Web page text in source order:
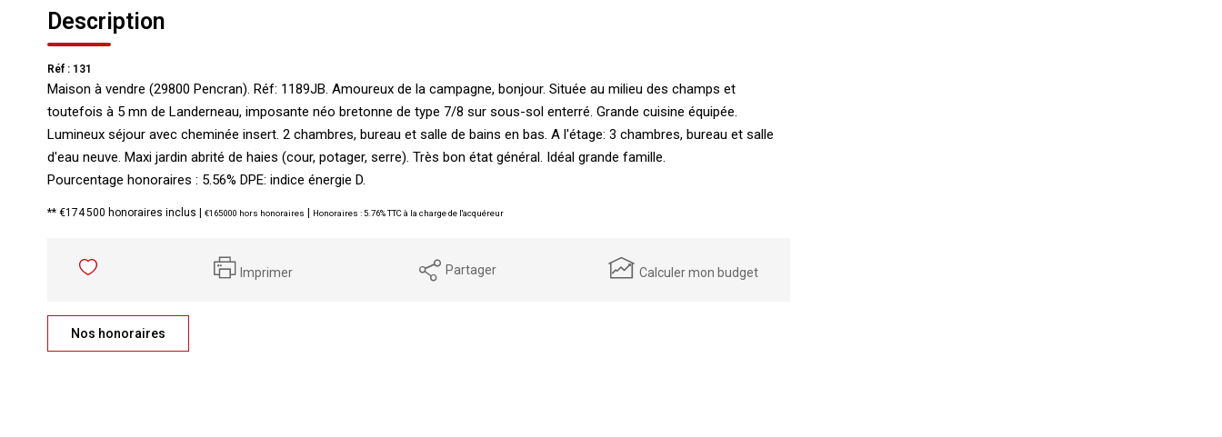
Description
Réf : 131
Maison à vendre (29800 Pencran). Réf: 1189JB. Amoureux de la campagne, bonjour. Située au milieu des champs et
toutefois à 5 mn de Landerneau, imposante néo bretonne de type 7/8 sur sous-sol enterré. Grande cuisine équipée.
Lumineux séjour avec cheminée insert. 2 chambres, bureau et salle de bains en bas. A l'étage: 3 chambres, bureau et salle
d'eau neuve. Maxi jardin abrité de haies (cour, potager, serre). Très bon état général. Idéal grande famille.
Pourcentage honoraires : 5.56% DPE: indice énergie D.
** €174 500 honoraires inclus €165 000 hors honoraires Honoraires : 5.76% TTC à la charge de l'acquéreur
Imprimer Partager Calculer mon budget
Nos honoraires